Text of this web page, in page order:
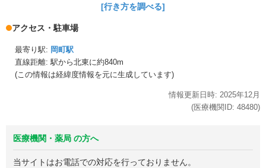
[行き方を調べる]
アクセス・駐車場
最寄り駅: 岡町駅
直線距離: 駅から北東に約840m
(この情報は経緯度情報を元に生成しています)
情報更新日時: 2025年12月
(医療機関ID: 48480)
医療機関・薬局 の方へ
当サイトはお電話での対応を行っておりません。